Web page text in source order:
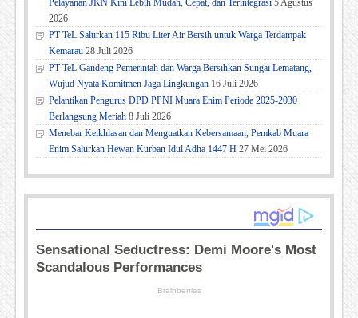
2026
PT TeL Salurkan 115 Ribu Liter Air Bersih untuk Warga Terdampak
Kemarau 28 Juli 2026
PT TeL Gandeng Pemerintah dan Warga Bersihkan Sungai Lematang,
Wujud Nyata Komitmen Jaga Lingkungan 16 Juli 2026
Pelantikan Pengurus DPD PPNI Muara Enim Periode 2025-2030
Berlangsung Meriah 8 Juli 2026
Menebar Keikhlasan dan Menguatkan Kebersamaan, Pemkab Muara
Enim Salurkan Hewan Kurban Idul Adha 1447 H 27 Mei 2026